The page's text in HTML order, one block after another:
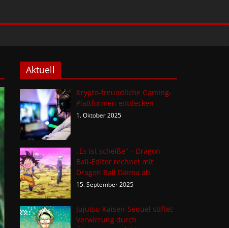
Aktuell
Krypto-freundliche Gaming-
Plattformen entdecken
1. Oktober 2025
„Es ist scheiße“ – Dragon
Ball-Editor rechnet mit
Dragon Ball Daima ab
15. September 2025
Jujutsu Kaisen-Sequel stiftet
Verwirrung durch